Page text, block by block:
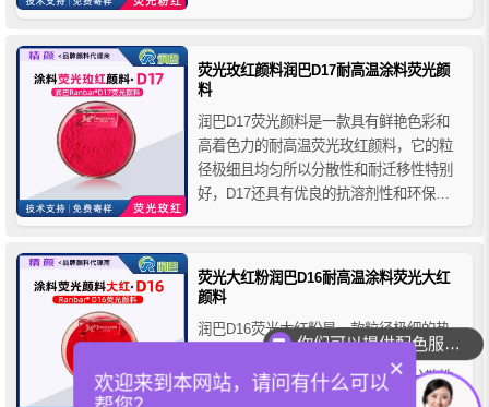
及各种油墨产品的着色应用。
荧光玫红颜料润巴D17耐高温涂料荧光颜
料
润巴D17荧光颜料是一款具有鲜艳色彩和
高着色力的耐高温荧光玫红颜料，它的粒
径极细且均匀所以分散性和耐迁移性特别
好，D17还具有优良的抗溶剂性和环保
具、体育用品、蜡笔和蜡烛等多行业的着
色应用。
荧光大红粉润巴D16耐高温涂料荧光大红
颜料
润巴D16荧光大红粉是一款粒径极细的热
固性耐高温荧光大红颜料色粉，具有高浓
度的色彩和高荧光度、色度均匀、分散性
好、耐迁移好、无甲醛等特点，广泛应用
你们可以提供配色服务吗？
×
欢迎来到本网站，请问有什么可以